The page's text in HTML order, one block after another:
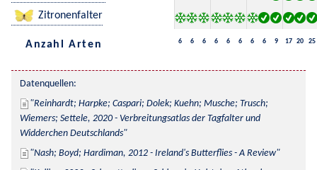
Zitronenfalter
Anzahl Arten 6 6 6 6 6 6 6 6 9 17 20 25
Datenquellen:
Reinhardt; Harpke; Caspari; Dolek; Kuehn; Musche; Trusch;
Wiemers; Settele, 2020 - Verbreitungsatlas der Tagfalter und
Widderchen Deutschlands
Nash; Boyd; Hardiman, 2012 - Ireland's Butterflies - A Review